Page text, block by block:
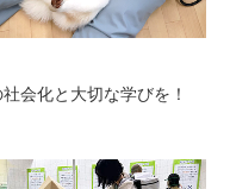
会化と大切な学びを！